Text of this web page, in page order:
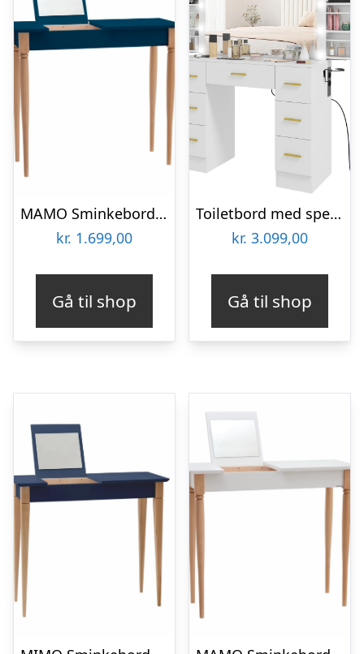
MAMO Sminkebord med spejl – 65x35cm Petrol Blå
kr. 1.699,00
Gå til shop
Toiletbord med spejl og 12 led-lys, sminkebord med 7 skuffer, spånplade, hvid
kr. 3.099,00
Gå til shop